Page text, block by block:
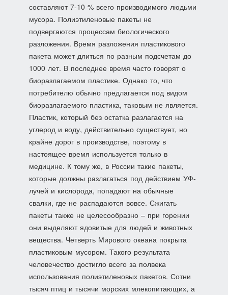
составляют 7-10 % всего производимого людьми
мусора. Полиэтиленовые пакеты не
подвергаются процессам биологического
разложения. Время разложения пластикового
пакета может длиться по разным подсчетам до
1000 лет. В последнее время часто говорят о
биоразлагаемом пластике. Однако то, что
потребителю обычно предлагается под видом
биоразлагаемого пластика, таковым не является.
Пластик, который без остатка разлагается на
углерод и воду, действительно существует, но
крайне дорог в производстве, поэтому в
настоящее время используется только в
медицине. К тому же, в России такие пакеты,
которые должны разлагаться под действием УФ-
лучей и кислорода, попадают на обычные
свалки, где не распадаются вовсе. Сжигать
пакеты также не целесообразно – при горении
они выделяют ядовитые для людей и животных
вещества. Четверть Мирового океана покрыта
пластиковым мусором. Такого результата
человечество достигло всего за полвека
использования полиэтиленовых пакетов. Сотни
тысяч птиц и тысячи морских млекопитающих, а